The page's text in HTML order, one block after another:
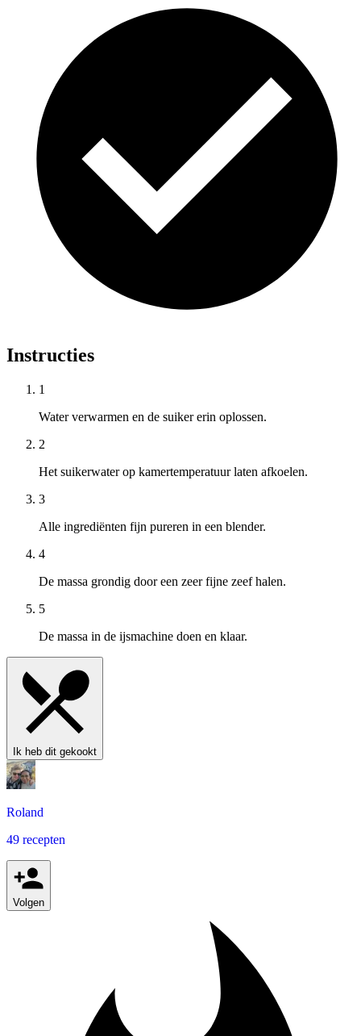
Instructies
1
Water verwarmen en de suiker erin oplossen.
2
Het suikerwater op kamertemperatuur laten afkoelen.
3
Alle ingrediënten fijn pureren in een blender.
4
De massa grondig door een zeer fijne zeef halen.
5
De massa in de ijsmachine doen en klaar.
Ik heb dit gekookt
Roland
49 recepten
Volgen